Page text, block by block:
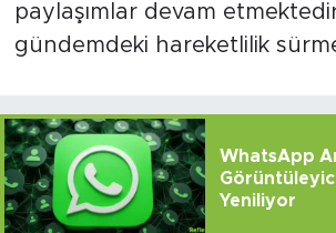
paylaşımlar devam
gündemdeki hareketlilik
WhatsApp
Yeniliyor